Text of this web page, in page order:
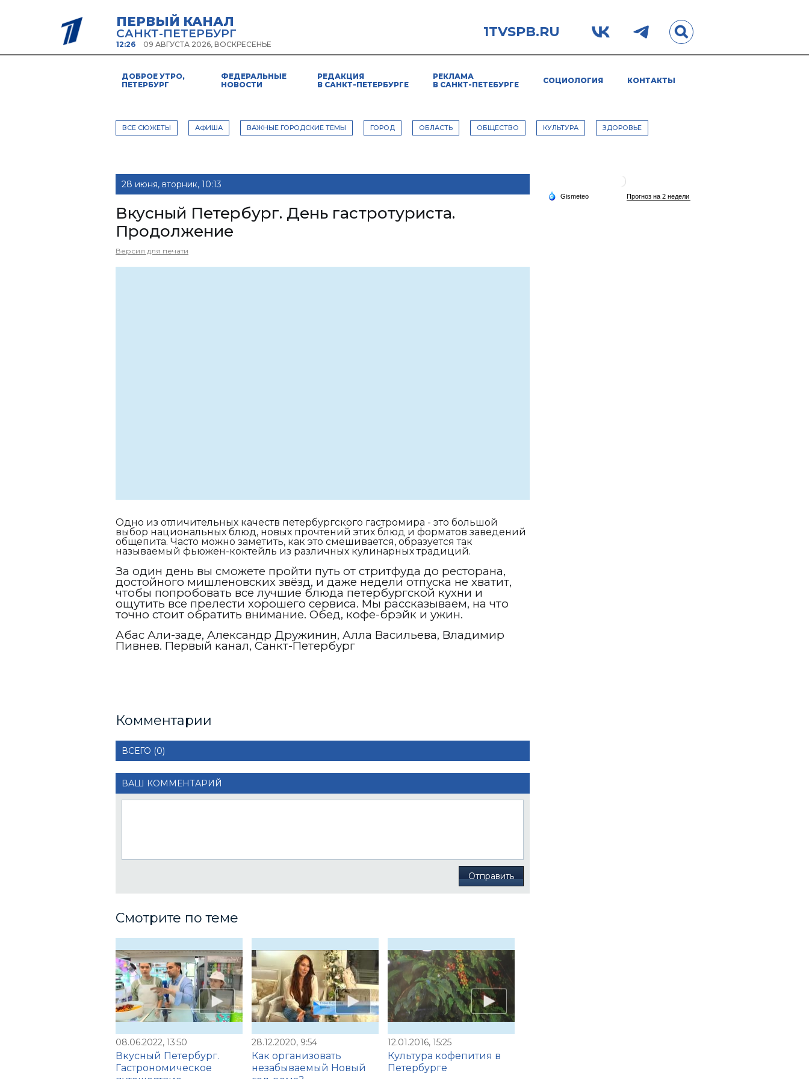
ПЕРВЫЙ КАНАЛ
САНКТ-ПЕТЕРБУРГ
12:26 09 АВГУСТА 2026, ВОСКРЕСЕНЬЕ
1TVSPB.RU
ДОБРОЕ УТРО,
ПЕТЕРБУРГ
ФЕДЕРАЛЬНЫЕ
НОВОСТИ
РЕДАКЦИЯ
В САНКТ-ПЕТЕРБУРГЕ
РЕКЛАМА
В САНКТ-ПЕТЕБУРГЕ
СОЦИОЛОГИЯ КОНТАКТЫ
ВСЕ СЮЖЕТЫ АФИША ВАЖНЫЕ ГОРОДСКИЕ ТЕМЫ ГОРОД ОБЛАСТЬ ОБЩЕСТВО КУЛЬТУРА ЗДОРОВЬЕ
28 июня, вторник, 10:13
Вкусный Петербург. День гастротуриста.
Продолжение
Версия для печати
Одно из отличительных качеств петербургского гастромира - это большой
выбор национальных блюд, новых прочтений этих блюд и форматов заведений
общепита. Часто можно заметить, как это смешивается, образуется так
называемый фьюжен-коктейль из различных кулинарных традиций.
За один день вы сможете пройти путь от стритфуда до ресторана,
достойного мишленовских звёзд, и даже недели отпуска не хватит,
чтобы попробовать все лучшие блюда петербургской кухни и
ощутить все прелести хорошего сервиса. Мы рассказываем, на что
точно стоит обратить внимание. Обед, кофе-брэйк и ужин.
Абас Али-заде, Александр Дружинин, Алла Васильева, Владимир
Пивнев. Первый канал, Санкт-Петербург
Комментарии
ВСЕГО (0)
ВАШ КОММЕНТАРИЙ
Отправить
Смотрите по теме
08.06.2022, 13:50
Вкусный Петербург.
Гастрономическое
28.12.2020, 9:54
Как организовать
незабываемый Новый
12.01.2016, 15:25
Культура кофепития в
Петербурге